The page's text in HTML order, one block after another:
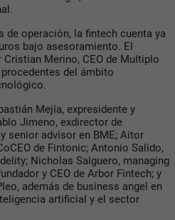
de operación, la fintech cuenta ya
bajo asesoramiento. El
Merino, CEO de Multiplo
del ámbito
Mejía, expresidente y
Jimeno, exdirector de
senior advisor en BME; Aitor
de Fintonic; Antonio Salido,
Nicholas Salguero, managing
y CEO de Arbor Fintech; y
además de business angel en
artificial y el sector